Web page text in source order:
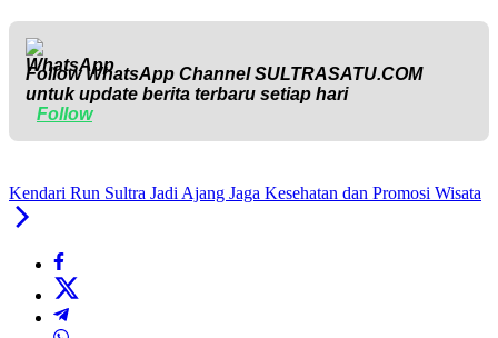
Follow WhatsApp ChannelSULTRASATU.COM
untuk update berita terbaru setiap hari
Follow
Kendari Run Sultra Jadi Ajang Jaga Kesehatan dan Promosi Wisata